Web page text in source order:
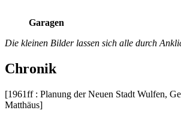
Garagen
Die kleinen Bilder lassen sich alle durch
Chronik
[1961ff : Planung der Neuen Stadt Wulfen,
Matthäus]